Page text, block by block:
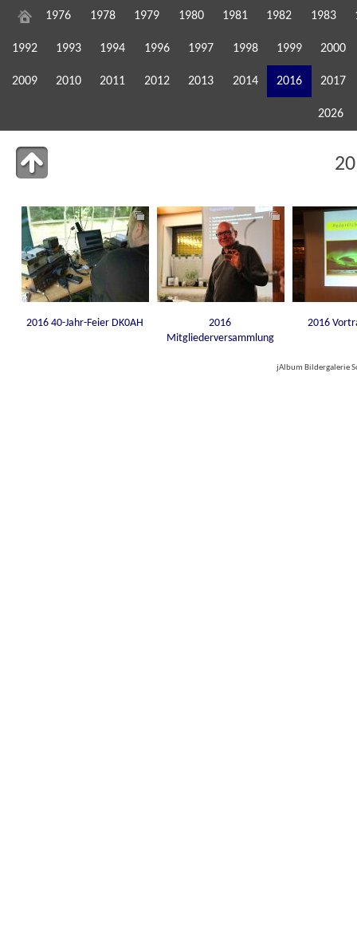
1976 1978 1979 1980 1981 1982 1983
1992 1993 1994 1996 1997 1998 1999 2000
2009 2010 2011 2012 2013 2014 2016 2017
2026
2016 40-Jahr-Feier DK0AH
2016
Mitgliederversammlung
2016
jAlbum Bildergalerie